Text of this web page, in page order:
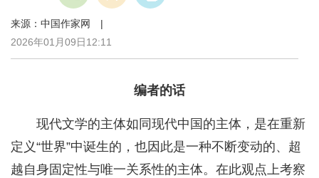
来源：中国作家网 |
2026年01月09日12:11
编者的话
现代文学的主体如同现代中国的主体，是在重新
定义“世界”中诞生的，也因此是一种不断变动的、超
越自身固定性与唯一关系性的主体。在此观点上考察